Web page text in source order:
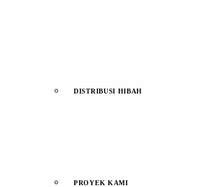
DISTRIBUSI HIBAH
PROYEK KAMI